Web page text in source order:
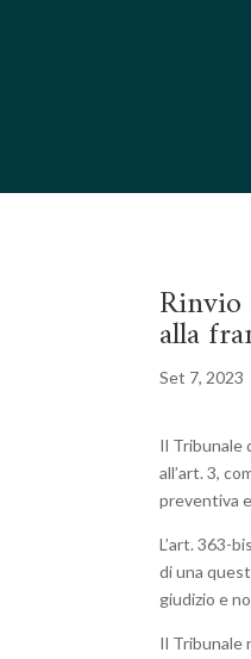
Rinvio
alla
Set 7, 2023
Il Tribunale
all’art. 3,
preventiva
L’art. 363-
di una
giudizio e
Il Tribunale